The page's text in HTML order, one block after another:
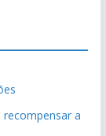
a